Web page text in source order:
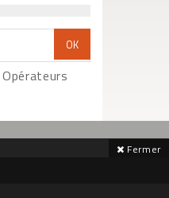
Opérateurs
Fermer